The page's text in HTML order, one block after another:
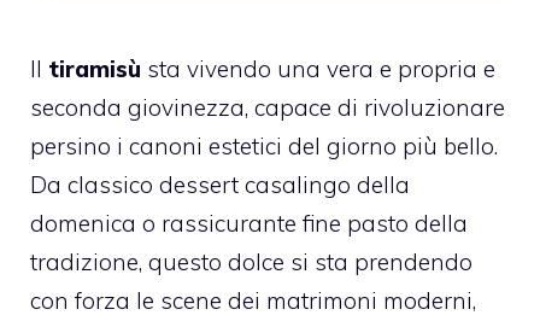
Il tiramisù sta vivendo una vera e propria e
seconda giovinezza, capace di rivoluzionare
persino i canoni estetici del giorno più bello.
Da classico dessert casalingo della
domenica o rassicurante fine pasto della
tradizione, questo dolce si sta prendendo
con forza le scene dei matrimoni moderni,